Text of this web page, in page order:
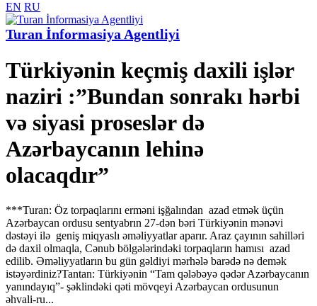
EN RU
Turan İnformasiya Agentliyi
Türkiyənin keçmiş daxili işlər
naziri :”Bundan sonrakı hərbi
və siyasi proseslər də
Azərbaycanın lehinə
olacaqdır”
***Turan: Öz torpaqlarını erməni işğalından azad etmək üçün
Azərbaycan ordusu sentyabrın 27-dən bəri Türkiyənin mənəvi
dəstəyi ilə geniş miqyaslı əməliyyatlar aparır. Araz çayının sahilləri
də daxil olmaqla, Cənub bölgələrindəki torpaqların hamısı azad
edilib. Əməliyyatların bu gün gəldiyi mərhələ barədə nə demək
istəyərdiniz?Tantan: Türkiyənin “Tam qələbəyə qədər Azərbaycanın
yanındayıq”- şəklindəki qəti mövqeyi Azərbaycan ordusunun
əhvali-ru...